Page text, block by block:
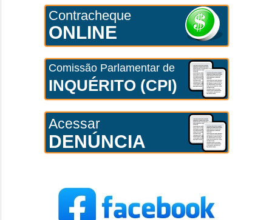
Contracheque
ONLINE
Comissão Parlamentar de
INQUÉRITO (CPI)
Acessar
DENÚNCIA